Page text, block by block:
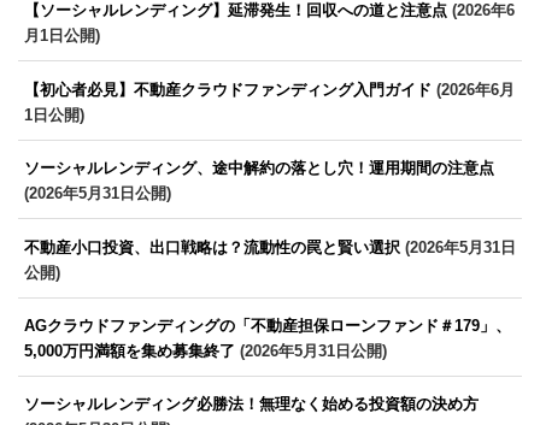
【ソーシャルレンディング】延滞発生！回収への道と注意点 (2026年6
月1日公開)
【初心者必見】不動産クラウドファンディング入門ガイド (2026年6月
1日公開)
ソーシャルレンディング、途中解約の落とし穴！運用期間の注意点
(2026年5月31日公開)
不動産小口投資、出口戦略は？流動性の罠と賢い選択 (2026年5月31日
公開)
AGクラウドファンディングの「不動産担保ローンファンド＃179」、
5,000万円満額を集め募集終了 (2026年5月31日公開)
ソーシャルレンディング必勝法！無理なく始める投資額の決め方